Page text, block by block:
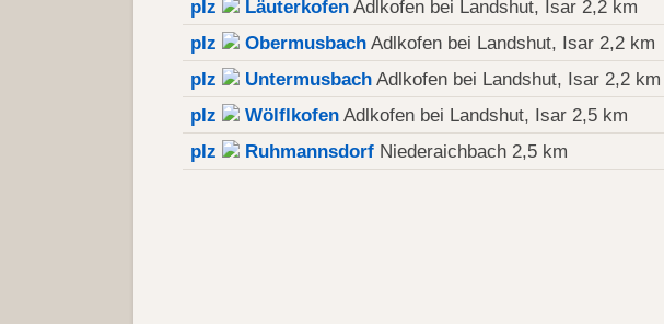
plz
Läuterkofen Adlkofen bei Landshut, Isar 2,2 km
plz
Obermusbach Adlkofen bei Landshut, Isar 2,2 km
plz
Untermusbach Adlkofen bei Landshut, Isar 2,2 km
plz
Wölflkofen Adlkofen bei Landshut, Isar 2,5 km
plz
Ruhmannsdorf Niederaichbach 2,5 km